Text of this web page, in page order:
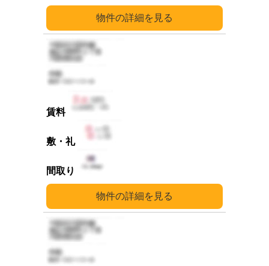
詳細
詳細